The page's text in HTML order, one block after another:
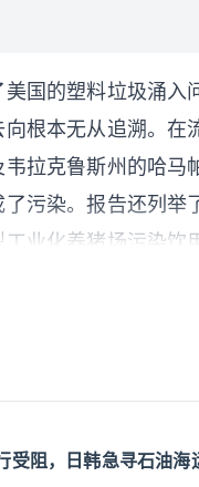
国的塑料垃圾涌入
根本无从追溯。在
韦拉克鲁斯州的哈
污染。报告还列举
业化养猪场污染饮
纽，墨西哥新莱昂
料、纸张和金属等
大多来自为美国生
受阻，日韩急寻石油海